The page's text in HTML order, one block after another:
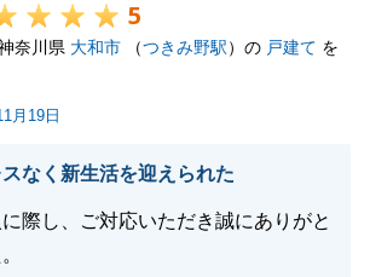
閉じる 5
奈川県 大和市 （つきみ野駅）の 戸建て を
月19日
なく新生活を迎えられた
際し、ご対応いただき誠にありがと